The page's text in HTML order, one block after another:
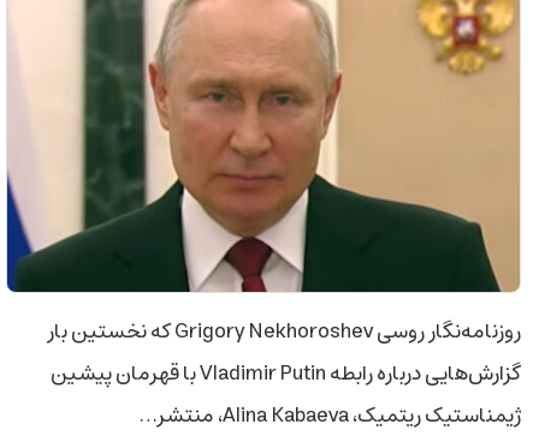
روزنامه‌نگار روسی Grigory Nekhoroshev که نخستین بار
گزارش‌هایی درباره رابطه Vladimir Putin با قهرمان پیشین
ژیمناستیک ریتمیک، Alina Kabaeva، منتشر…